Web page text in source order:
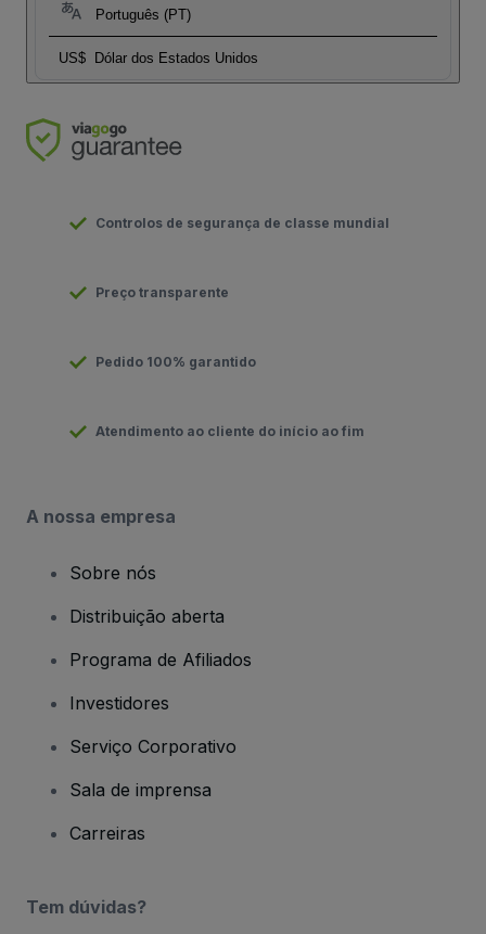
Português (PT)
US$ Dólar dos Estados Unidos
Controlos de segurança de classe mundial
Preço transparente
Pedido 100% garantido
Atendimento ao cliente do início ao fim
A nossa empresa
Sobre nós
Distribuição aberta
Programa de Afiliados
Investidores
Serviço Corporativo
Sala de imprensa
Carreiras
Tem dúvidas?